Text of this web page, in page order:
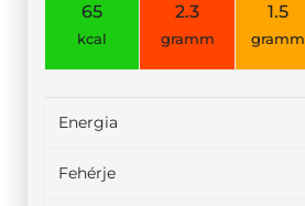
65
kcal
2.3
gramm
1.5
gramm
Energia
Fehérje